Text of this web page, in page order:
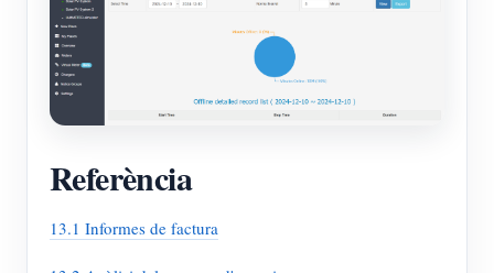
Referència
13.1 Informes de factura